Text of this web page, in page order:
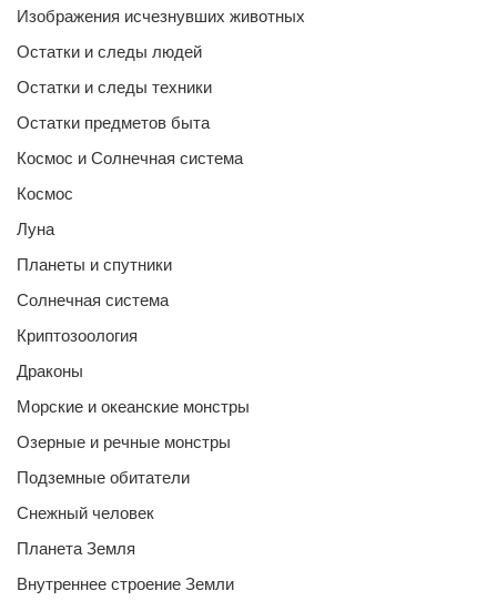
Изображения исчезнувших животных
Остатки и следы людей
Остатки и следы техники
Остатки предметов быта
Космос и Солнечная система
Космос
Луна
Планеты и спутники
Солнечная система
Криптозоология
Драконы
Морские и океанские монстры
Озерные и речные монстры
Подземные обитатели
Снежный человек
Планета Земля
Внутреннее строение Земли